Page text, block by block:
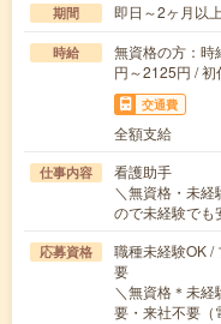
期間 即日～2ヶ月以
時給
無資格の方：
円～2125円 /
交通費
全額支給
仕事内容
看護助手
＼無資格・未
ので未経験で
応募資格
職種未経験OK /
要
＼無資格＊未
要・来社不要